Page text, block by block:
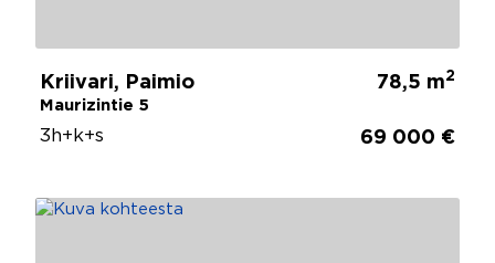
Kriivari, Paimio
Maurizintie 5
78,5 m2
3h+k+s 69 000 €